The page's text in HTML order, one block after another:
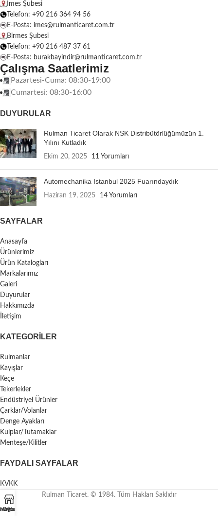
İmes Şubesi
Telefon: +90 216 364 94 56
E-Posta: imes@rulmanticaret.com.tr
Birmes Şubesi
Telefon: +90 216 487 37 61
E-Posta: burakbayindir@rulmanticaret.com.tr
Çalışma Saatlerimiz
Pazartesi-Cuma: 08:30-19:00
Cumartesi: 08:30-16:00
DUYURULAR
Rulman Ticaret Olarak NSK Distribütörlüğümüzün 1.
Yılını Kutladık
Ekim 20, 2025 11 Yorumları
Automechanika Istanbul 2025 Fuarındaydık
Haziran 19, 2025 14 Yorumları
SAYFALAR
Anasayfa
Ürünlerimiz
Ürün Katalogları
Markalarımız
Galeri
Duyurular
Hakkımızda
İletişim
KATEGORILER
Rulmanlar
Kayışlar
Keçe
Tekerlekler
Endüstriyel Ürünler
Çarklar/Volanlar
Denge Ayakları
Kulplar/Tutamaklar
Menteşe/Kilitler
FAYDALI SAYFALAR
KVKK
Rulman Ticaret. © 1984. Tüm Hakları Saklıdır
Mağaza
Whatsapp